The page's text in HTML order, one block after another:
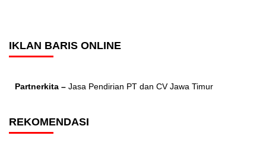
IKLAN BARIS ONLINE
Partnerkita – Jasa Pendirian PT dan CV Jawa Timur
REKOMENDASI